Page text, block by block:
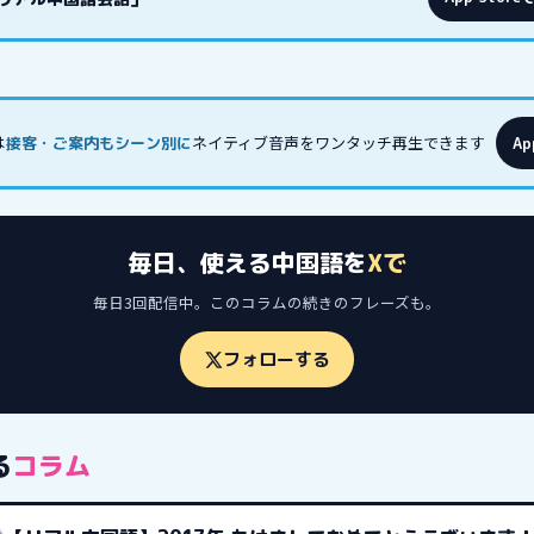
接客・ご案内もシーン別にネイティブ音声をワンタッチ再生できます
毎日、使える中国語をXで
毎日3回配信中。このコラムの続きのフレーズも。
フォローする
コラム